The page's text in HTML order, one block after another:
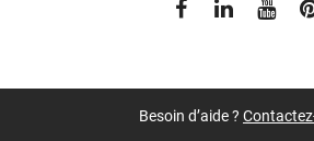
Besoin d’aide ?